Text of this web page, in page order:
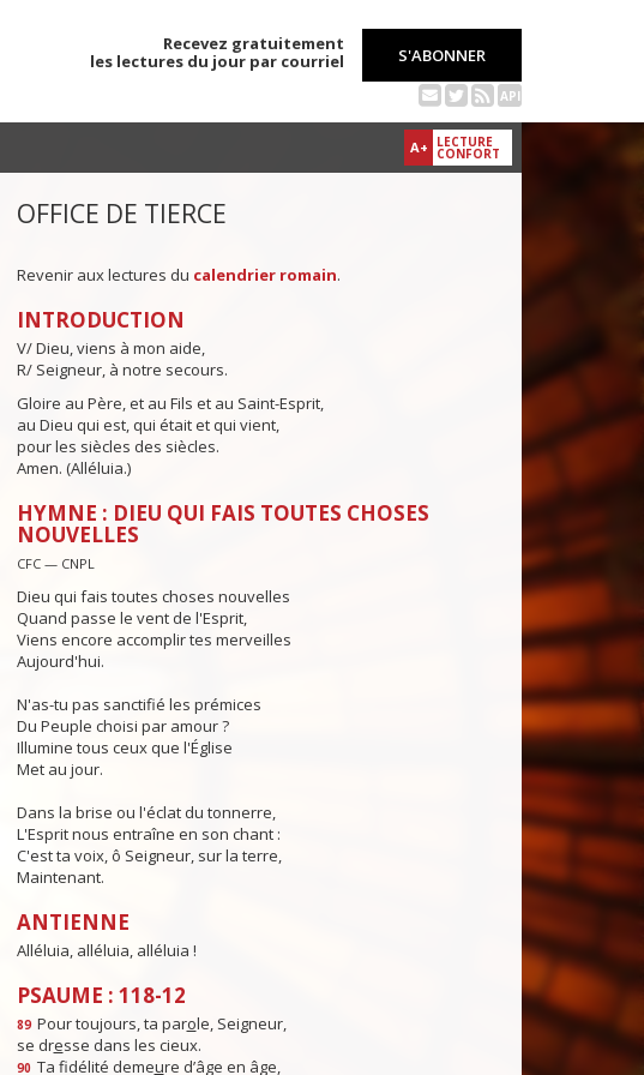
Recevez gratuitement
les lectures du jour par courriel
S'ABONNER
API
A+ LECTURE
CONFORT
OFFICE DE TIERCE
Revenir aux lectures du calendrier romain.
INTRODUCTION
V/ Dieu, viens à mon aide,
R/ Seigneur, à notre secours.
Gloire au Père, et au Fils et au Saint-Esprit,
au Dieu qui est, qui était et qui vient,
pour les siècles des siècles.
Amen. (Alléluia.)
HYMNE : DIEU QUI FAIS TOUTES CHOSES
NOUVELLES
CFC — CNPL
Dieu qui fais toutes choses nouvelles
Quand passe le vent de l'Esprit,
Viens encore accomplir tes merveilles
Aujourd'hui.
N'as-tu pas sanctifié les prémices
Du Peuple choisi par amour ?
Illumine tous ceux que l'Église
Met au jour.
Dans la brise ou l'éclat du tonnerre,
L'Esprit nous entraîne en son chant :
C'est ta voix, ô Seigneur, sur la terre,
Maintenant.
ANTIENNE
Alléluia, alléluia, alléluia !
PSAUME : 118-12
89 Pour toujours, ta parole, Seigneur,
se dresse dans les cieux.
90 Ta fidélité demeure d’âge en âge,